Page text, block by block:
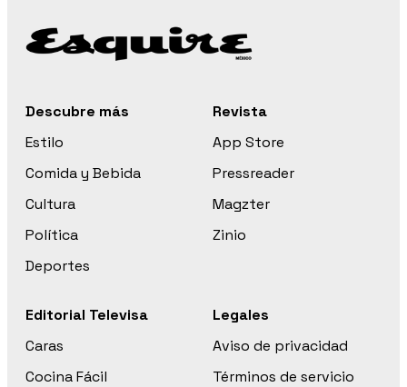
Descubre más
Estilo
Comida y Bebida
Cultura
Política
Deportes
Revista
App Store
Pressreader
Magzter
Zinio
Editorial Televisa
Caras
Cocina Fácil
Legales
Aviso de privacidad
Términos de servicio